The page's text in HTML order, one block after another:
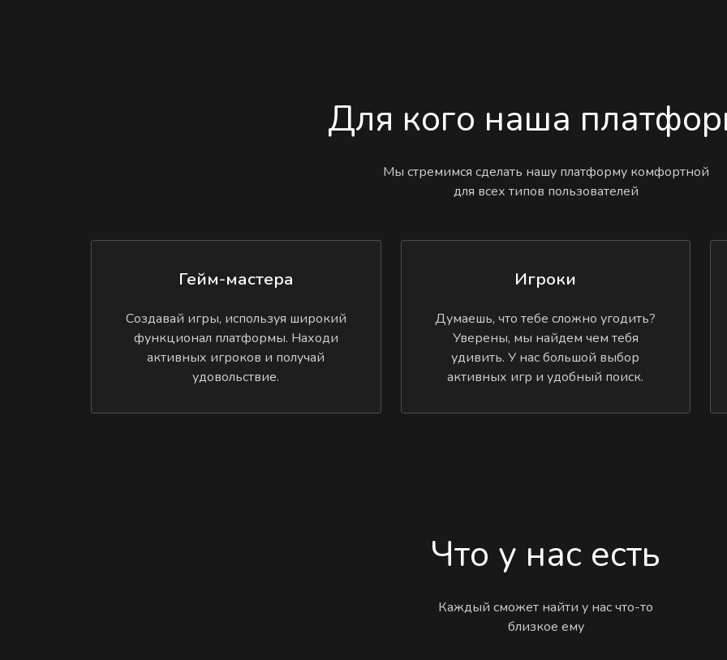
Для кого наша
Мы стремимся сделать нашу платформу комфортной
для всех типов пользователей
Гейм-мастера
Создавай игры, используя широкий
функционал платформы. Находи
активных игроков и получай
удовольствие.
Игроки
Думаешь, что тебе сложно угодить?
Уверены, мы найдем чем тебя
удивить. У нас большой выбор
активных игр и удобный поиск.
Что у нас есть
Каждый сможет найти у нас что-то
близкое ему